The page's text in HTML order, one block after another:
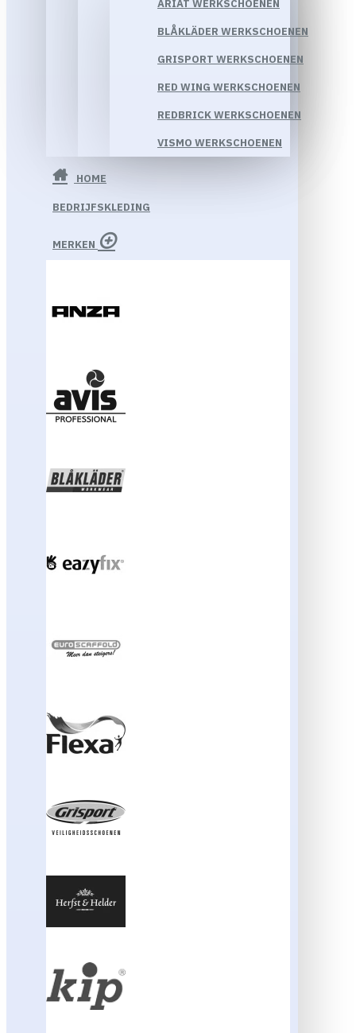
ARIAT WERKSCHOENEN
BLÅKLÄDER WERKSCHOENEN
GRISPORT WERKSCHOENEN
RED WING WERKSCHOENEN
REDBRICK WERKSCHOENEN
VISMO WERKSCHOENEN
HOME
BEDRIJFSKLEDING
MERKEN